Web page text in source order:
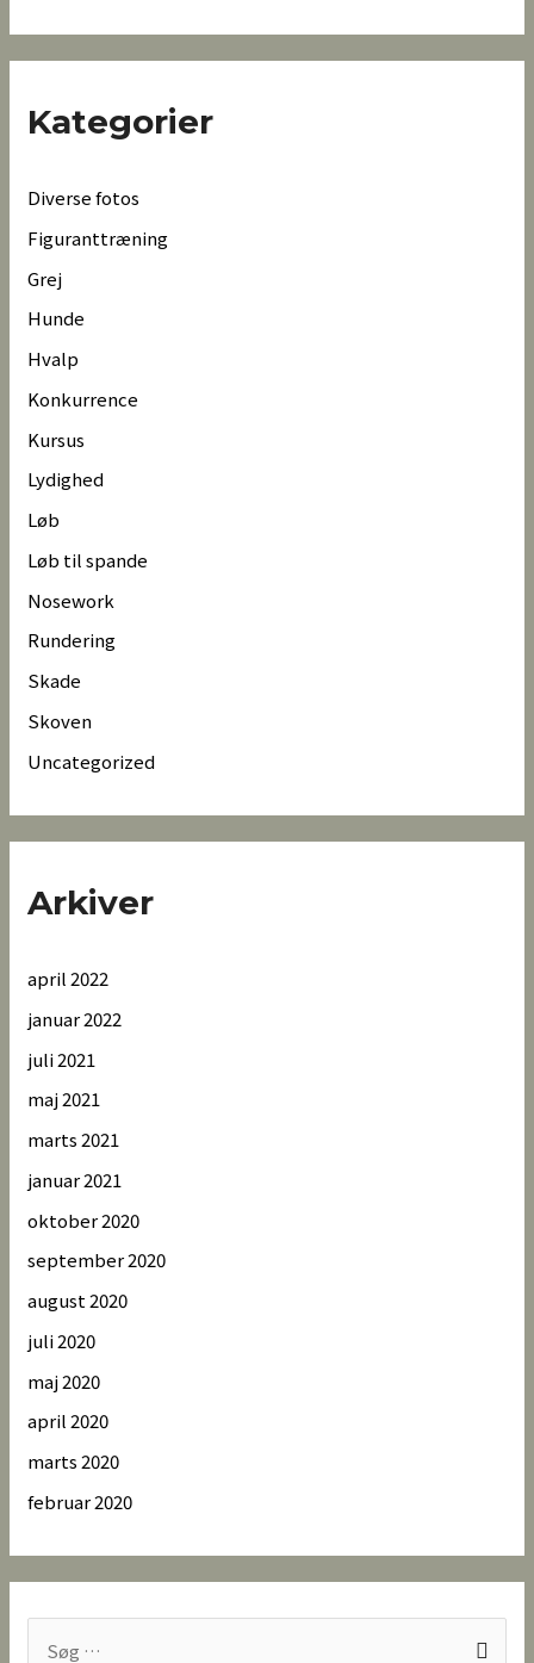
Kategorier
Diverse fotos
Figuranttræning
Grej
Hunde
Hvalp
Konkurrence
Kursus
Lydighed
Løb
Løb til spande
Nosework
Rundering
Skade
Skoven
Uncategorized
Arkiver
april 2022
januar 2022
juli 2021
maj 2021
marts 2021
januar 2021
oktober 2020
september 2020
august 2020
juli 2020
maj 2020
april 2020
marts 2020
februar 2020